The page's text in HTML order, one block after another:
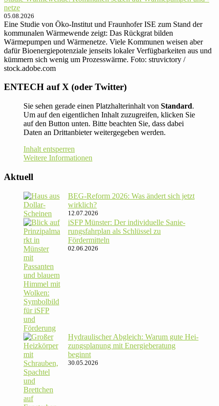
netze
05.08.2026
Eine Studie von Öko-Institut und Fraunhofer ISE zum Stand der
kommunalen Wärmewende zeigt: Das Rückgrat bilden
Wärmepumpen und Wärmenetze. Viele Kommunen weisen aber
dafür Bioenergiepotenziale jenseits lokaler Verfügbarkeiten aus und
kümmern sich wenig um Prozesswärme. Foto: struvictory /
stock.adobe.com
ENTECH auf X (oder Twitter)
Sie sehen gerade einen Platzhalterinhalt von Standard.
Um auf den eigentlichen Inhalt zuzugreifen, klicken Sie
auf den Button unten. Bitte beachten Sie, dass dabei
Daten an Drittanbieter weitergegeben werden.
Inhalt entsperren
Weitere Informationen
Aktuell
BEG-Reform 2026: Was ändert sich jetzt
wirklich?
12.07.2026
iSFP Münster: Der indi­vi­du­elle Sanie­
rungs­fahr­plan als Schlüssel zu
Fördermitteln
02.06.2026
Hydrau­li­scher Abgleich: Warum gute Hei­
zungs­pla­nung mit Energie­beratung
beginnt
30.05.2026